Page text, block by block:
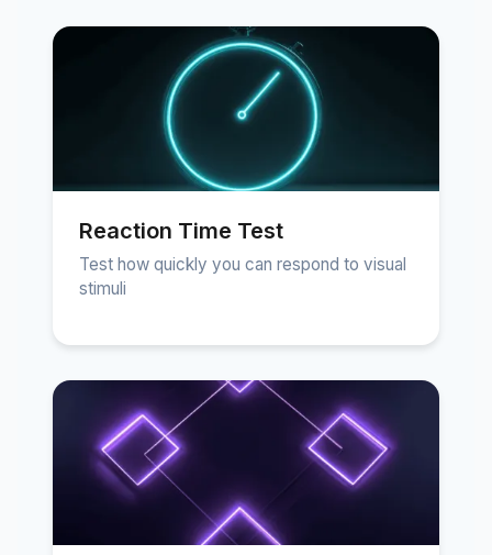
Reaction Time Test
Test how quickly you can respond to visual
stimuli